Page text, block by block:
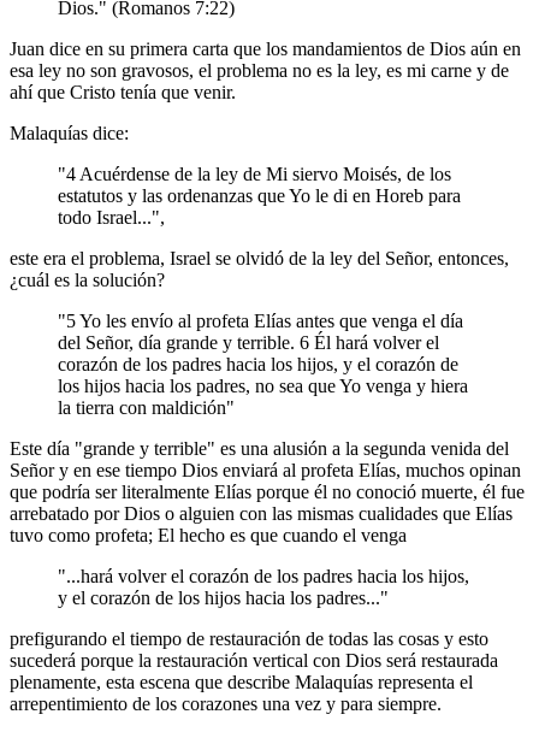
Dios." (Romanos 7:22)
Juan dice en su primera carta que los mandamientos de Dios aún en
esa ley no son gravosos, el problema no es la ley, es mi carne y de
ahí que Cristo tenía que venir.
Malaquías dice:
"4 Acuérdense de la ley de Mi siervo Moisés, de los
estatutos y las ordenanzas que Yo le di en Horeb para
todo Israel...",
este era el problema, Israel se olvidó de la ley del Señor, entonces,
¿cuál es la solución?
"5 Yo les envío al profeta Elías antes que venga el día
del Señor, día grande y terrible. 6 Él hará volver el
corazón de los padres hacia los hijos, y el corazón de
los hijos hacia los padres, no sea que Yo venga y hiera
la tierra con maldición"
Este día "grande y terrible" es una alusión a la segunda venida del
Señor y en ese tiempo Dios enviará al profeta Elías, muchos opinan
que podría ser literalmente Elías porque él no conoció muerte, él fue
arrebatado por Dios o alguien con las mismas cualidades que Elías
tuvo como profeta; El hecho es que cuando el venga
"...hará volver el corazón de los padres hacia los hijos,
y el corazón de los hijos hacia los padres..."
prefigurando el tiempo de restauración de todas las cosas y esto
sucederá porque la restauración vertical con Dios será restaurada
plenamente, esta escena que describe Malaquías representa el
arrepentimiento de los corazones una vez y para siempre.